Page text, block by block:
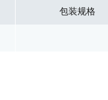
包装规格